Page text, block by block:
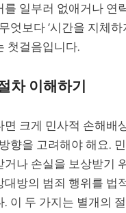
를 일부러 없애거나 연
엇보다 ‘시간을 지체하
첫걸음입니다.
차 이해하기
면 크게 민사적 손해배
향을 고려해야 해요.
거나 손실을 보상받기
대방의 범죄 행위를 법
. 이 두 가지는 별개의